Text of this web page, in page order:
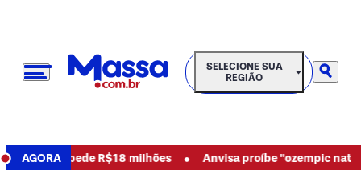
SELECIONE SUA REGIÃO
SELECIONE SUA
REGIÃO
AGORA
e pede R$18 milhões • Anvisa proíbe "ozempic natural"